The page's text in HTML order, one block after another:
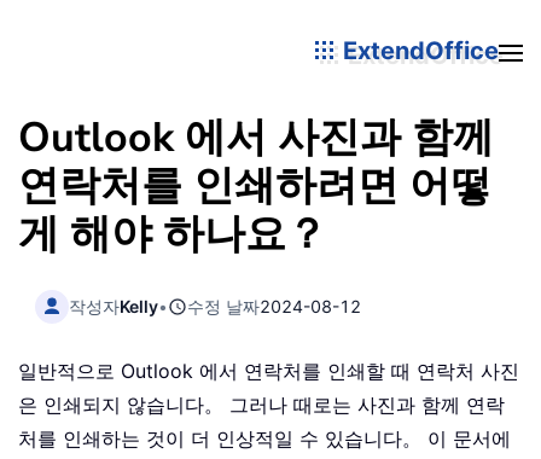
ExtendOffice
Outlook 에서 사진과 함께
연락처를 인쇄하려면 어떻
게 해야 하나요？
작성자Kelly• 수정 날짜2024-08-12
일반적으로 Outlook 에서 연락처를 인쇄할 때 연락처 사진
은 인쇄되지 않습니다。 그러나 때로는 사진과 함께 연락
처를 인쇄하는 것이 더 인상적일 수 있습니다。 이 문서에